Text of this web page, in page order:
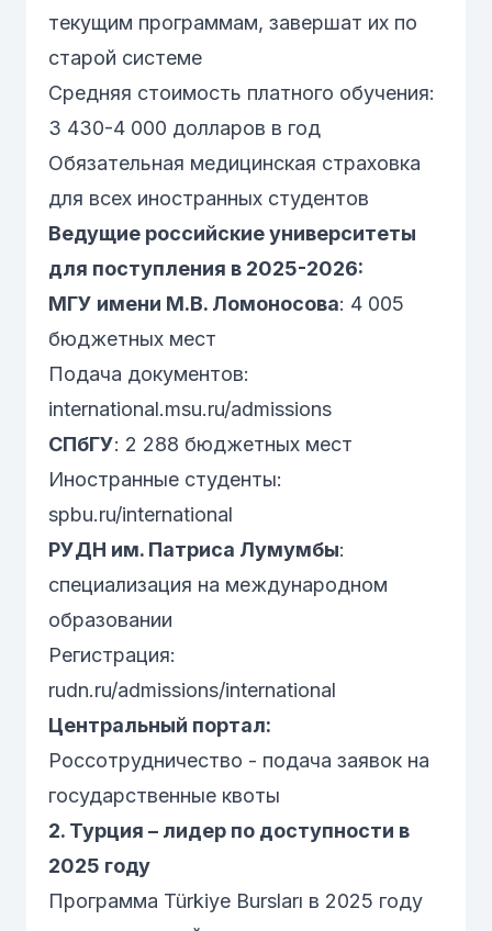
текущим программам, завершат их по
старой системе
Средняя стоимость платного обучения:
3 430-4 000 долларов в год
Обязательная медицинская страховка
для всех иностранных студентов
Ведущие российские университеты
для поступления в 2025-2026:
МГУ имени М.В. Ломоносова: 4 005
бюджетных мест
Подача документов:
international.msu.ru/admissions
СПбГУ: 2 288 бюджетных мест
Иностранные студенты:
spbu.ru/international
РУДН им. Патриса Лумумбы:
специализация на международном
образовании
Регистрация:
rudn.ru/admissions/international
Центральный портал:
Россотрудничество - подача заявок на
государственные квоты
2. Турция – лидер по доступности в
2025 году
Программа Türkiye Bursları в 2025 году